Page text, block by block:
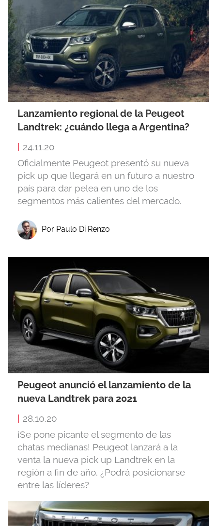
Lanzamiento regional de la Peugeot
Landtrek: ¿cuándo llega a Argentina?
24.11.20
Oficialmente Peugeot presentó su nueva
pick up que llegará en un futuro a nuestro
país para dar pelea en uno de los
segmentos más calientes del mercado.
Por Paulo Di Renzo
Peugeot anunció el lanzamiento de la
nueva Landtrek para 2021
| 28.10.20
¡Se pone picante el segmento de las
chatas medianas! Peugeot lanzará a la
venta la nueva pick up Landtrek en la
región a fin de año. ¿Podrá posicionarse
entre las líderes?